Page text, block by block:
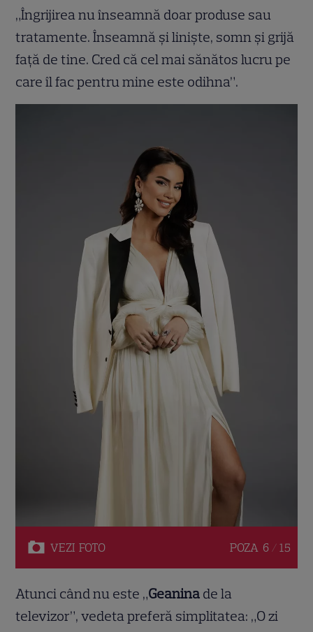
„Îngrijirea nu înseamnă doar produse sau
tratamente. Înseamnă şi linişte, somn şi grijă
faţă de tine. Cred că cel mai sănătos lucru pe
care îl fac pentru mine este odihna”.
VEZI FOTO POZA 6 / 15
Atunci când nu este „Geanina de la
televizor”, vedeta preferă simplitatea: „O zi